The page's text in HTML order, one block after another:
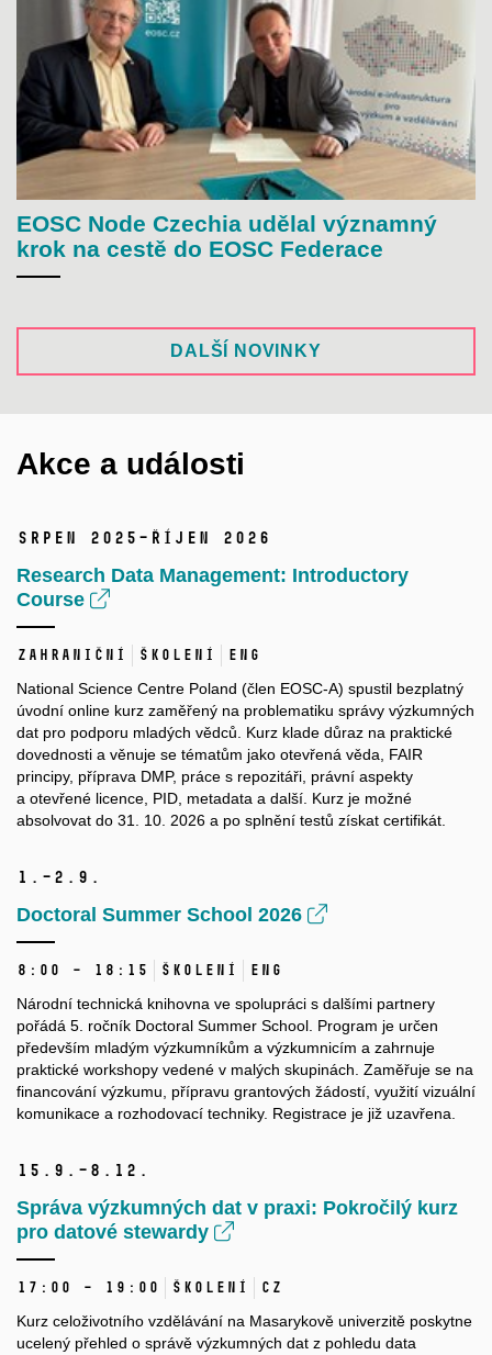
EOSC Node Czechia udělal významný
krok na cestě do EOSC Federace
DALŠÍ NOVINKY
Akce a události
srpen 2025–říjen 2026
Research Data Management: Introductory
Course
Zahraniční Školení ENG
National Science Centre Poland (člen EOSC-A) spustil bezplatný
úvodní online kurz zaměřený na problematiku správy výzkumných
dat pro podporu mladých vědců. Kurz klade důraz na praktické
dovednosti a věnuje se tématům jako otevřená věda, FAIR
principy, příprava DMP, práce s repozitáři, právní aspekty
a otevřené licence, PID, metadata a další. Kurz je možné
absolvovat do 31. 10. 2026 a po splnění testů získat certifikát.
1.–2. 9.
Doctoral Summer School 2026
8:00 – 18:15 Školení ENG
Národní technická knihovna ve spolupráci s dalšími partnery
pořádá 5. ročník Doctoral Summer School. Program je určen
především mladým výzkumníkům a výzkumnicím a zahrnuje
praktické workshopy vedené v malých skupinách. Zaměřuje se na
financování výzkumu, přípravu grantových žádostí, využití vizuální
komunikace a rozhodovací techniky. Registrace je již uzavřena.
15. 9.–8. 12.
Správa výzkumných dat v praxi: Pokročilý kurz
pro datové stewardy
17:00 – 19:00 Školení CZ
Kurz celoživotního vzdělávání na Masarykově univerzitě poskytne
ucelený přehled o správě výzkumných dat z pohledu data